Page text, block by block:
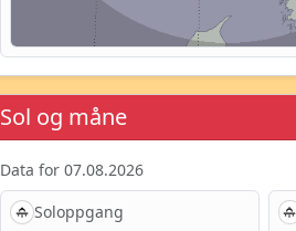
Sol og måne
Data for 07.08.2026
Soloppgang